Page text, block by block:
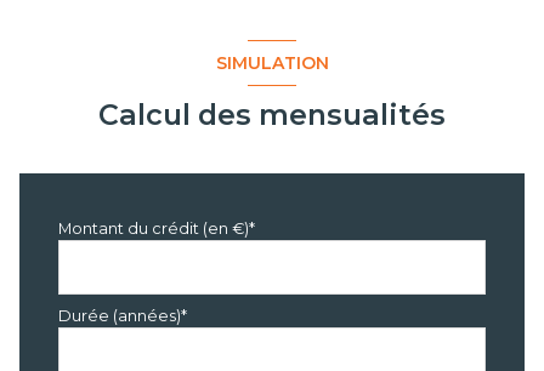
SIMULATION
Calcul des mensualités
Montant du crédit (en €)*
Durée (années)*